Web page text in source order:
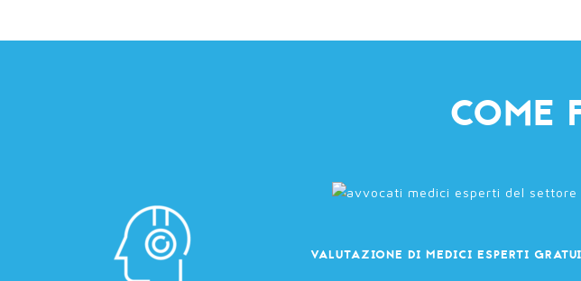
COME
VALUTAZIONE DI MEDICI ESPERTI